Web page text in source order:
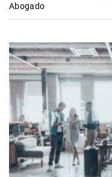
Abogado